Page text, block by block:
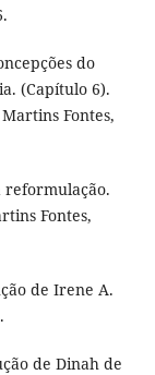
do
(Capítulo 6).
Fontes,
reformulação.
Fontes,
de Irene A.
de Dinah de